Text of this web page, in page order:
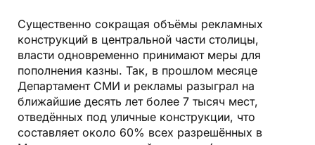
Существенно сокращая объёмы рекламных
конструкций в центральной части столицы,
власти одновременно принимают меры для
пополнения казны. Так, в прошлом месяце
Департамент СМИ и рекламы разыграл на
ближайшие десять лет более 7 тысяч мест,
отведённых под уличные конструкции, что
составляет около 60% всех разрешённых в